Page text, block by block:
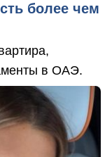
более чем
в ОАЭ.